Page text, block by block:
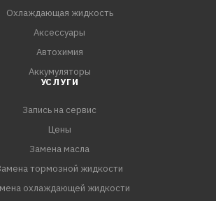
Охлаждающая жидкость
Аксессуары
Автохимия
Аккумуляторы
УСЛУГИ
Запись на сервис
Цены
Замена масла
тормозной жидкости
охлаждающей жидкости